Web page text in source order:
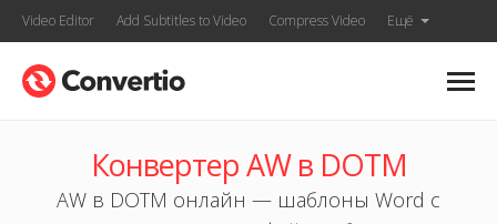
Video Editor Add Subtitles to Video Compress Video Ещё
Конвертер AW в DOTM
AW в DOTM онлайн — шаблоны Word с